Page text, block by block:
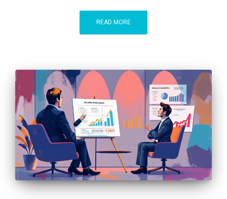
READ MORE